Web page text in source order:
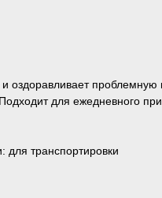
и оздоравливает
для ежедневного
для транспортировки